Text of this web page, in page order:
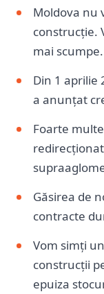
Moldova nu
construcție.
mai scumpe.
Din 1 aprilie
a anunțat
Foarte
Găsirea de
contracte
Vom simți
construcții
epuiza